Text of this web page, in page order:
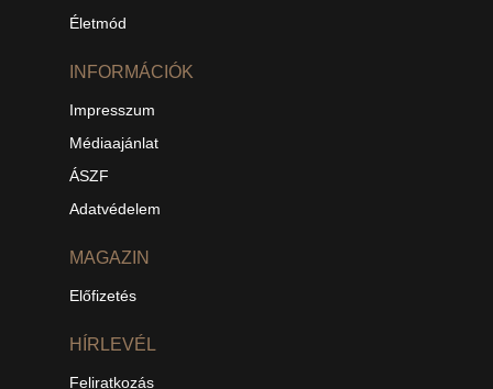
Életmód
INFORMÁCIÓK
Impresszum
Médiaajánlat
ÁSZF
Adatvédelem
MAGAZIN
Előfizetés
HÍRLEVÉL
Feliratkozás